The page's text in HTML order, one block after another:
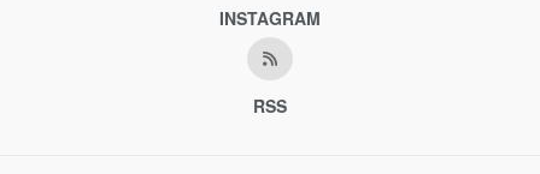
INSTAGRAM
RSS